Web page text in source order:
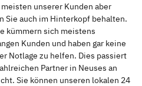
unserer Kunden aber
Sie auch im Hinterkopf behalten.
kümmern sich meistens
Kunden und haben gar keine
Notlage zu helfen. Dies passiert
Partner in Neuses an
Sie können unseren lokalen 24